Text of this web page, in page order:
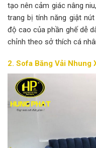
tạo nên cảm giác nâng
trang bị tính năng giật
độ cao của phần ghế dễ
chỉnh theo sở thích cá
2. Sofa Băng Vải Nhung